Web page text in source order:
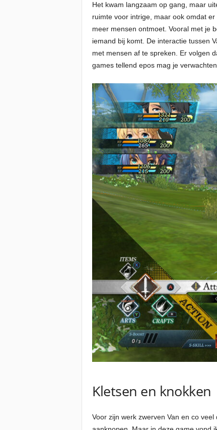
Het kwam langzaam op gang, maar
ruimte voor intrige, maar ook omdat
meer mensen ontmoet. Vooral met je
iemand bij komt. De interactie tussen
met mensen af te spreken. Er volgen
games tellend epos mag je
Kletsen en knokken
Voor zijn werk zwerven Van en co